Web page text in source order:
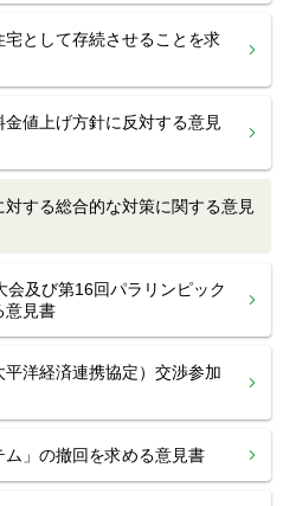
として存続させることを求
値上げ方針に反対する意見
する総合的な対策に関する意見
及び第16回パラリンピック
意見書
洋経済連携協定）交渉参加
ム」の撤回を求める意見書